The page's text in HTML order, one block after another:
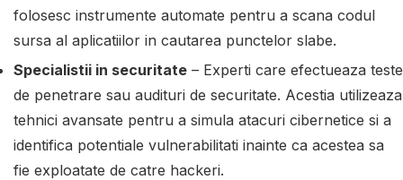
folosesc instrumente automate pentru a scana codul
sursa al aplicatiilor in cautarea punctelor slabe.
Specialistii in securitate – Experti care efectueaza teste
de penetrare sau audituri de securitate. Acestia utilizeaza
tehnici avansate pentru a simula atacuri cibernetice si a
identifica potentiale vulnerabilitati inainte ca acestea sa
fie exploatate de catre hackeri.